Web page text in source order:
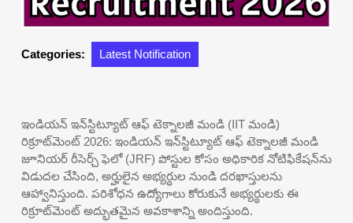
Categories: Latest Notification
ఇండియన్ ఇన్‌స్టిట్యూట్ ఆఫ్ టెక్నాలజీ మండి (IIT మండి)
రిక్రూట్‌మెంట్ 2026: ఇండియన్ ఇన్‌స్టిట్యూట్ ఆఫ్ టెక్నాలజీ మండి
జూనియర్ రీసెర్చ్ ఫెలో (JRF) పోస్టుల కోసం అధికారిక నోటిఫికేషన్‌ను
విడుదల చేసింది, అర్హులైన అభ్యర్థుల నుండి దరఖాస్తులను
ఆహ్వానిస్తుంది. పరిశోధన ఉద్యోగాలు కోరుకునే అభ్యర్థులకు ఈ
రిక్రూట్‌మెంట్ అద్భుతమైన అవకాశాన్ని అందిస్తుంది.